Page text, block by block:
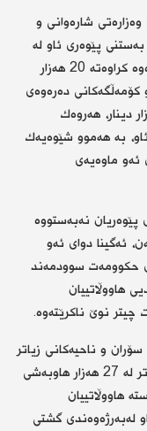
شارەوانی و
پێوەری ئاو لە
سەنتەری شارە گەورەكان مانگانە لە 80 هەزارەوە كراوەتە 20 هەزار
كۆمەڵگەكانی دەرەوەی
80 هەزارەوە كراوەتە تەنیا 10 هەزار دینار، هەروەك
بە هەموو شێوەیەك
ئەو ماوەیەی
نەبەستووە
بكەن، ئەگینا دوای ئەو
حكوومەت سوودمەند
هاووڵاتییان
چیتر نوێ ناكرێتەوە.
و ناحیەكانی زیاتر
لە 32 هەزار هاوبەشی ئاومان هەیە، لەوانە زیاتر لە 27 هەزار هاوبەشی
هاووڵاتییان
لەبەرژەوەندی گشتی